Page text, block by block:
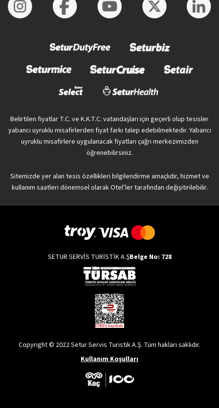
Belirtilen fiyatlar T.C. ve K.K.T.C. vatandaşları için geçerli olup tesisler
yabancı uyruklu misafirlerden fiyat farkı talep edebilmektedir. Yabancı
uyruklu misafirlere uygulanacak fiyatları çağrı merkezimizden
öğrenebilirsiniz.
Sitemizde yer alan tesis özellikleri bilgilendirme amaçlıdır, hizmet ve
kullanım saatleri dönemsel olarak Otel’ler tarafından değişitirilebilir.
SETUR SERVİS TURİSTİK A.ŞBelge No: 728
Copyright © 2022 Setur Servis Turistik A.Ş. Tüm hakları saklıdır.
Kullanım Koşulları